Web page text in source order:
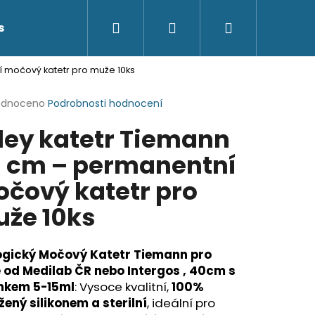
Přihlášení
katetr pro muže 10ks
Podrobnosti hodnocení
katetr Tiemann
cm – permanentní
katetr pro
10ks
Močový Katetr Tiemann pro
od Medilab ČR nebo Intergos , 40cm s
5-15ml: Vysoce kvalitní,100%
silikonem a sterilní, ideální pro